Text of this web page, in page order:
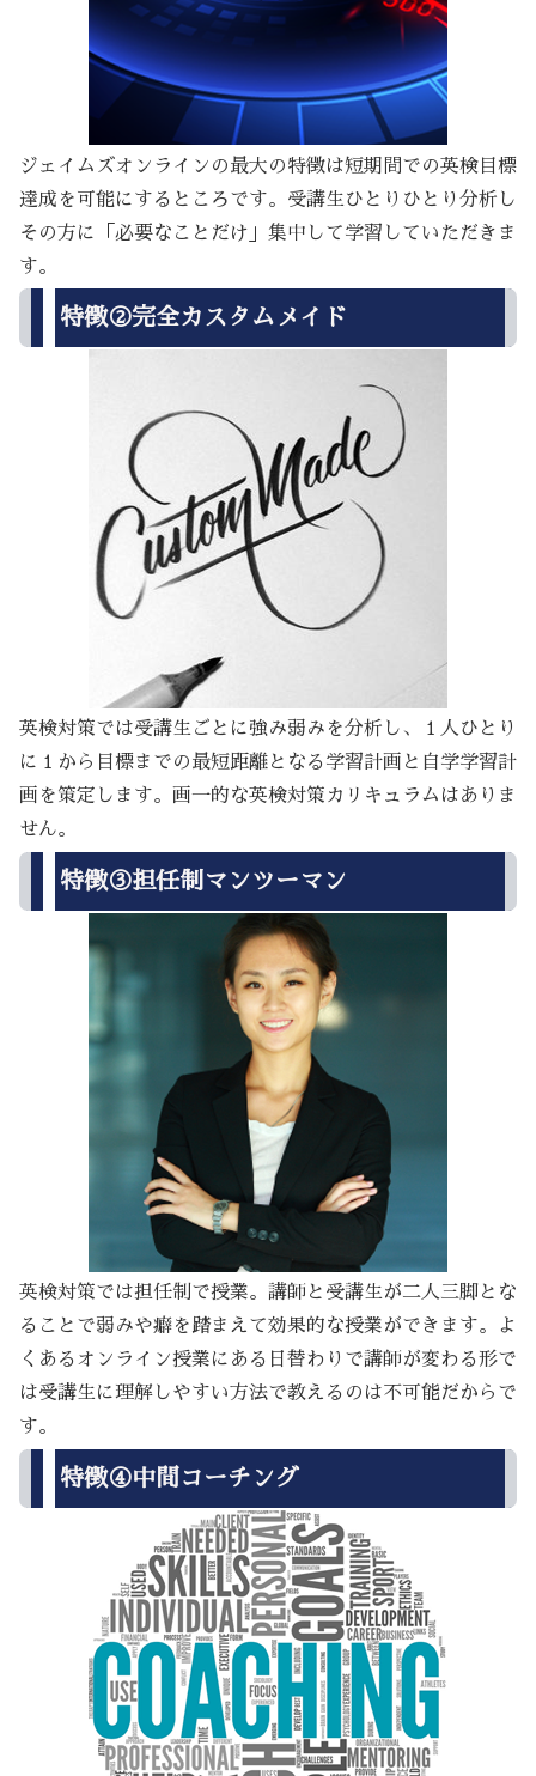
ジェイムズオンラインの最大の特徴は短期間での英検目標
達成を可能にするところです。受講生ひとりひとり分析し
その方に「必要なことだけ」集中して学習していただきま
す。
特徴②完全カスタムメイド
英検対策では受講生ごとに強み弱みを分析し、１人ひとり
に１から目標までの最短距離となる学習計画と自学学習計
画を策定します。画一的な英検対策カリキュラムはありま
せん。
特徴③担任制マンツーマン
英検対策では担任制で授業。講師と受講生が二人三脚とな
ることで弱みや癖を踏まえて効果的な授業ができます。よ
くあるオンライン授業にある日替わりで講師が変わる形で
は受講生に理解しやすい方法で教えるのは不可能だからで
す。
特徴④中間コーチング